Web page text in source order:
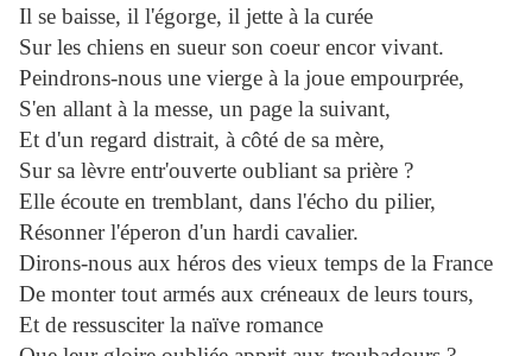
Il se baisse, il l'égorge, il jette à la curée
Sur les chiens en sueur son coeur encor vivant.
Peindrons-nous une vierge à la joue empourprée,
S'en allant à la messe, un page la suivant,
Et d'un regard distrait, à côté de sa mère,
Sur sa lèvre entr'ouverte oubliant sa prière ?
Elle écoute en tremblant, dans l'écho du pilier,
Résonner l'éperon d'un hardi cavalier.
Dirons-nous aux héros des vieux temps de la France
De monter tout armés aux créneaux de leurs tours,
Et de ressusciter la naïve romance